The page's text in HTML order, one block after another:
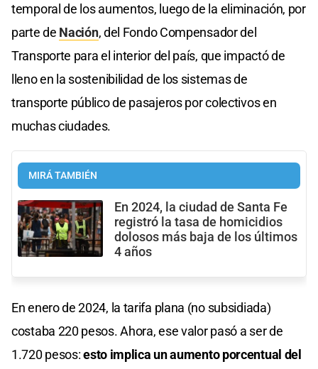
temporal de los aumentos, luego de la eliminación, por
parte de Nación, del Fondo Compensador del
Transporte para el interior del país, que impactó de
lleno en la sostenibilidad de los sistemas de
transporte público de pasajeros por colectivos en
muchas ciudades.
MIRÁ TAMBIÉN
En 2024, la ciudad de Santa Fe
registró la tasa de homicidios
dolosos más baja de los últimos
4 años
En enero de 2024, la tarifa plana (no subsidiada)
costaba 220 pesos. Ahora, ese valor pasó a ser de
1.720 pesos:esto implica un aumento porcentual del